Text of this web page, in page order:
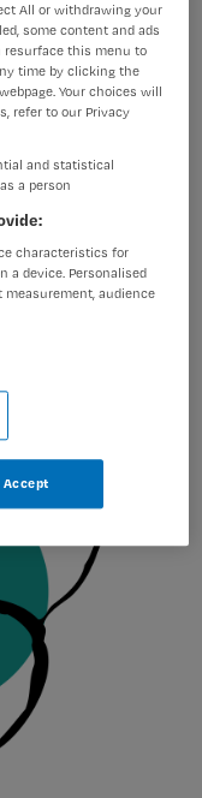
bij
staan enkele
interessant
All or withdrawing your
some content and ads
resurface this menu to
time by clicking the
Your choices will
refer to our Privacy
and statistical
a person
characteristics for
a device. Personalised
audience
Accept